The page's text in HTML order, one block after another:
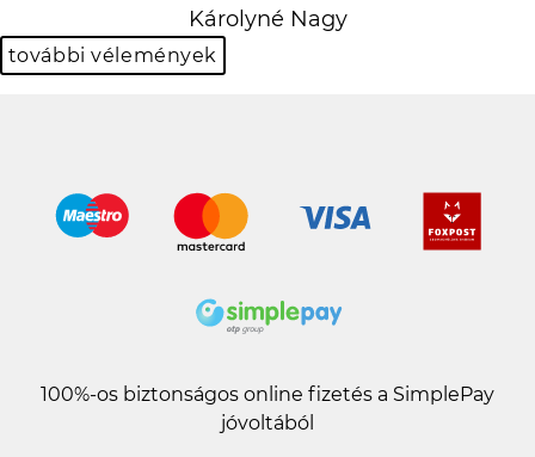
Károlyné Nagy
további vélemények
100%-os biztonságos online fizetés a SimplePay
jóvoltából